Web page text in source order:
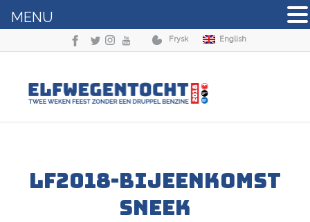
Frysk English
LF2018-bijeenkomst
Sneek
MENU